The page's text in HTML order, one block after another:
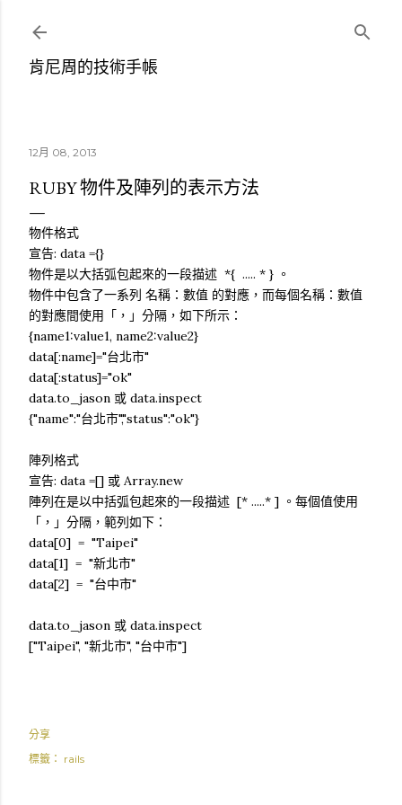
肯尼周的技術手帳
12月 08, 2013
RUBY 物件及陣列的表示方法
物件格式
宣告: data ={}
物件是以大括弧包起來的一段描述 *{ ..... * } 。
物件中包含了一系列 名稱：數值 的對應，而每個名稱：數值
的對應間使用「，」分隔，如下所示：
{name1:value1, name2:value2}
data[:name]="台北市"
data[:status]="ok"
data.to_jason 或 data.inspect
{"name":"台北市","status":"ok"}
陣列格式
宣告: data =[] 或 Array.new
陣列在是以中括弧包起來的一段描述 [* .....* ] 。每個值使用
「，」分隔，範列如下：
data[0] = "Taipei"
data[1] = "新北市"
data[2] = "台中市"
data.to_jason 或 data.inspect
["Taipei", "新北市", "台中市"]
分享
標籤： rails